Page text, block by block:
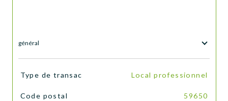
général
TRAD_SIROCCO_Caracteristique Valeurs
Type de transac Local professionnel
Code postal 59650